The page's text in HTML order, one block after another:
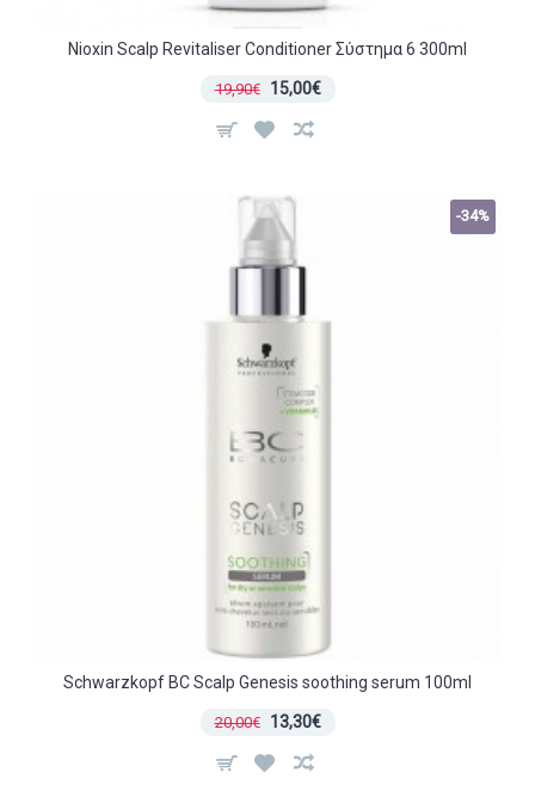
Nioxin Scalp Revitaliser Conditioner Σύστημα 6 300ml
19,90€ 15,00€
-34%
Schwarzkopf BC Scalp Genesis soothing serum 100ml
20,00€ 13,30€